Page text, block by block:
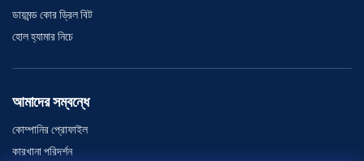
ডায়মন্ড কোর ড্রিল বিট
হোল হ্যামার নিচে
আমাদের সম্বন্ধে
কোম্পানির প্রোফাইল
কারখানা পরিদর্শন